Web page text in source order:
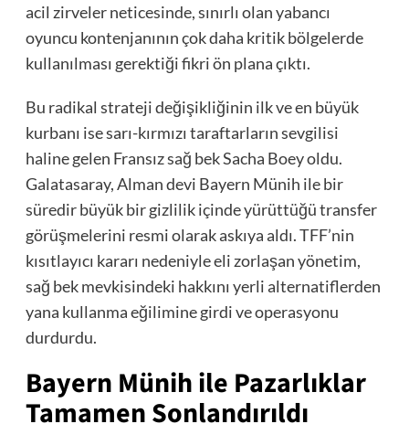
acil zirveler neticesinde, sınırlı olan yabancı
oyuncu kontenjanının çok daha kritik bölgelerde
kullanılması gerektiği fikri ön plana çıktı.
Bu radikal strateji değişikliğinin ilk ve en büyük
kurbanı ise sarı-kırmızı taraftarların sevgilisi
haline gelen Fransız sağ bek Sacha Boey oldu.
Galatasaray, Alman devi Bayern Münih ile bir
süredir büyük bir gizlilik içinde yürüttüğü transfer
görüşmelerini resmi olarak askıya aldı. TFF’nin
kısıtlayıcı kararı nedeniyle eli zorlaşan yönetim,
sağ bek mevkisindeki hakkını yerli alternatiflerden
yana kullanma eğilimine girdi ve operasyonu
durdurdu.
Bayern Münih ile Pazarlıklar
Tamamen Sonlandırıldı